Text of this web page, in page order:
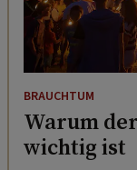
BRAUCHTUM
Warum
wichtig ist